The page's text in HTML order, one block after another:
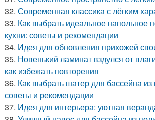
32. Современная классика с лёгким
33. Как выбрать идеальное напольное
кухни: советы и рекомендации
34. Идея для обновления прихожей
35. Новенький ламинат вздулся от
как избежать повторения
36. Как выбрать шатер для бассейна из
советы и рекомендации
37. Идея для интерьера: уютная